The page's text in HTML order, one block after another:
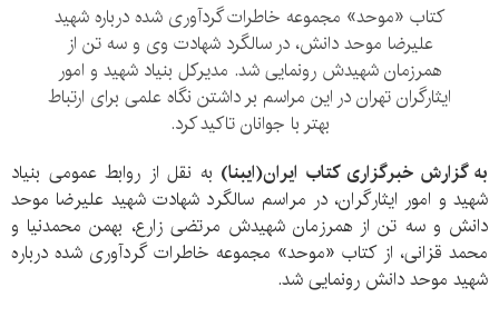
کتاب «موحد» مجموعه خاطرات گردآوری شده درباره شهید
علیرضا موحد دانش، در سالگرد شهادت وی و سه تن از
همرزمان شهیدش رونمایی شد. مدیرکل بنیاد شهید و امور
ایثارگران تهران در این مراسم بر داشتن نگاه علمی برای ارتباط
بهتر با جوانان تاکید کرد.
به گزارش خبرگزاری کتاب ایران(ایبنا) به نقل از روابط عمومی بنیاد
شهید و امور ایثارگران، در مراسم سالگرد شهادت شهید علیرضا موحد
دانش و سه تن از همرزمان شهیدش مرتضی زارع، بهمن محمدنیا و
محمد قزانی، از کتاب «موحد» مجموعه خاطرات گردآوری شده درباره
شهید موحد دانش رونمایی شد.